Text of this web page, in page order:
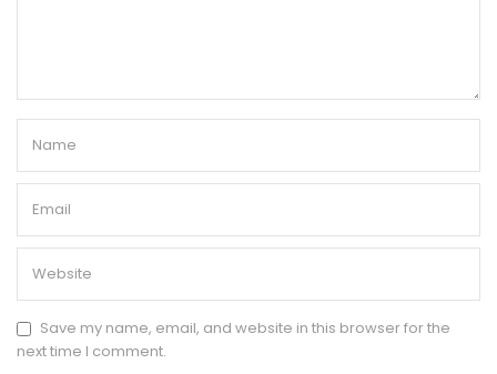
Save my name, email, and website in this browser for the
next time I comment.